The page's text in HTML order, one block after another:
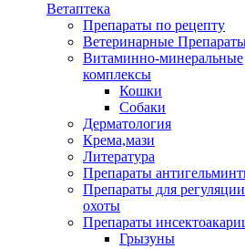
Ветаптека
Препараты по рецепту
Ветеринарные
Витаминно-минеральные
комплексы
Кошки
Собаки
Дерматология
Крема,мази
Литература
Препараты
Препараты для
охоты
Препараты
Грызуны